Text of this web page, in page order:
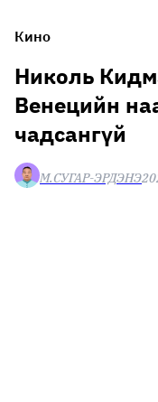
THE
НАДАД
Кино
Николь
Венецийн
чадсангүй
М.СУГАР-ЭРДЭНЭ